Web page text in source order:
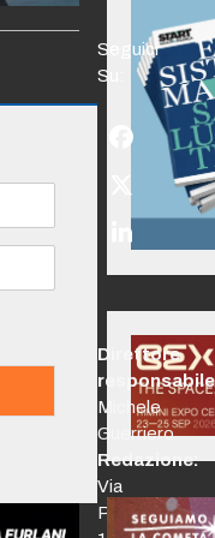
Seguici
Su:
Twitter
LinkedIn
Direttore
Michele
Guerriero
Redazione:
Via
Po,